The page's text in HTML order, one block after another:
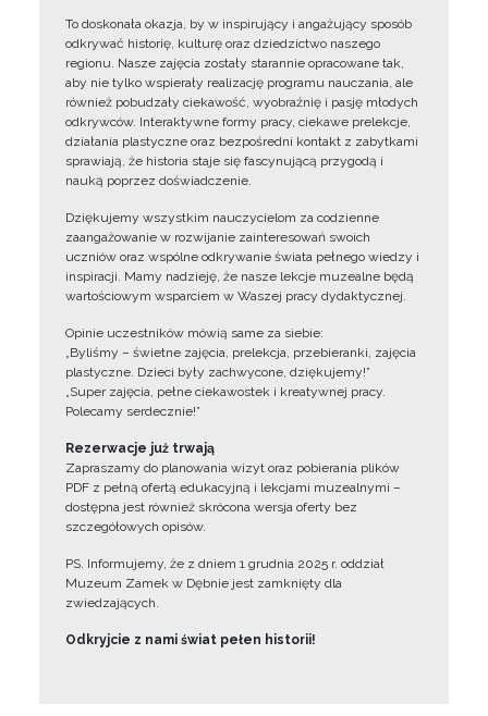
To doskonała okazja, by w inspirujący i angażujący sposób
odkrywać historię, kulturę oraz dziedzictwo naszego
regionu. Nasze zajęcia zostały starannie opracowane tak,
aby nie tylko wspierały realizację programu nauczania, ale
również pobudzały ciekawość, wyobraźnię i pasję młodych
odkrywców. Interaktywne formy pracy, ciekawe prelekcje,
działania plastyczne oraz bezpośredni kontakt z zabytkami
sprawiają, że historia staje się fascynującą przygodą i
nauką poprzez doświadczenie.
Dziękujemy wszystkim nauczycielom za codzienne
zaangażowanie w rozwijanie zainteresowań swoich
uczniów oraz wspólne odkrywanie świata pełnego wiedzy i
inspiracji. Mamy nadzieję, że nasze lekcje muzealne będą
wartościowym wsparciem w Waszej pracy dydaktycznej.
Opinie uczestników mówią same za siebie:
„Byliśmy – świetne zajęcia, prelekcja, przebieranki, zajęcia
plastyczne. Dzieci były zachwycone, dziękujemy!”
„Super zajęcia, pełne ciekawostek i kreatywnej pracy.
Polecamy serdecznie!”
Rezerwacje już trwają
Zapraszamy do planowania wizyt oraz pobierania plików
PDF z pełną ofertą edukacyjną i lekcjami muzealnymi –
dostępna jest również skrócona wersja oferty bez
szczegółowych opisów.
PS. Informujemy, że z dniem 1 grudnia 2025 r. oddział
Muzeum Zamek w Dębnie jest zamknięty dla
zwiedzających.
Odkryjcie z nami świat pełen historii!